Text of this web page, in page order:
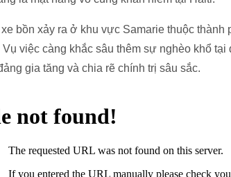
bồn xảy ra ở khu vực Samarie thuộc
Vụ việc càng khắc sâu thêm sự nghèo khổ
gia tăng và chia rẽ chính trị sâu sắc.